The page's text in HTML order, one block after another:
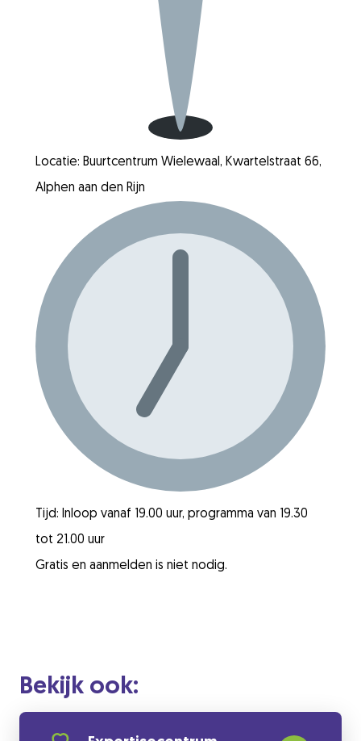
Locatie: Buurtcentrum Wielewaal, Kwartelstraat 66,
Alphen aan den Rijn
Tijd: Inloop vanaf 19.00 uur, programma van 19.30
tot 21.00 uur
Gratis en aanmelden is niet nodig.
Bekijk ook: